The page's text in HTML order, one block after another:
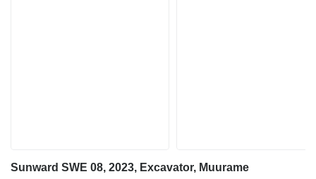
Sunward SWE 08, 2023, Excavator, Muurame